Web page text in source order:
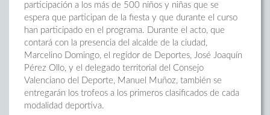
participación a los más de 500 niños y niñas que se
espera que participan de la fiesta y que durante el curso
han participado en el programa. Durante el acto, que
contará con la presencia del alcalde de la ciudad,
Marcelino Domingo, el regidor de Deportes, José Joaquín
Pérez Ollo, y el delegado territorial del Consejo
Valenciano del Deporte, Manuel Muñoz, también se
entregarán los trofeos a los primeros clasificados de cada
modalidad deportiva.